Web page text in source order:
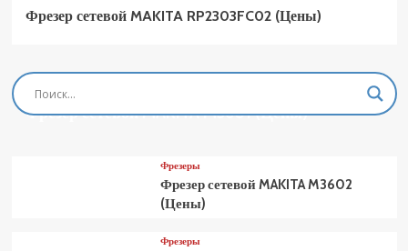
Фрезер сетевой MAKITA RP2303FC02 (Цены)
Фрезеры
Фрезер сетевой MAKITA M3601 (Цены)
Фрезеры
Фрезер сетевой MAKITA M3602
(Цены)
Фрезеры